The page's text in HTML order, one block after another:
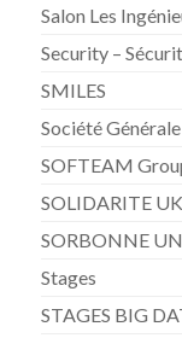
Salon Les
Security –
SMILES
Société Générale
SOFTEAM
SOLIDARITE
SORBONNE
Stages
STAGES BIG